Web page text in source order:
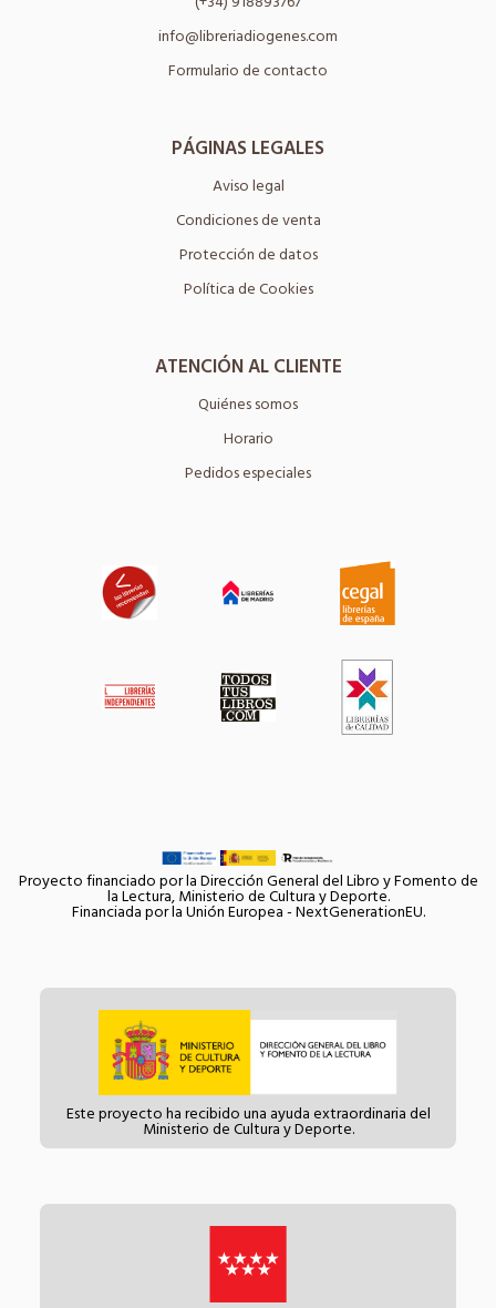
info@libreriadiogenes.com
Formulario de contacto
PÁGINAS LEGALES
Aviso legal
Condiciones de venta
Protección de datos
Política de Cookies
ATENCIÓN AL CLIENTE
Quiénes somos
Horario
Pedidos especiales
Proyecto financiado por la Dirección General del Libro y Fomento de
la Lectura, Ministerio de Cultura y Deporte.
Financiada por la Unión Europea - NextGenerationEU.
Este proyecto ha recibido una ayuda extraordinaria del
Ministerio de Cultura y Deporte.